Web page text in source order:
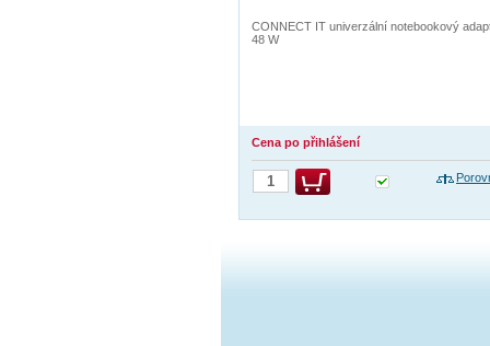
CONNECT IT univerzální notebookový
48 W
Cena po přihlášení